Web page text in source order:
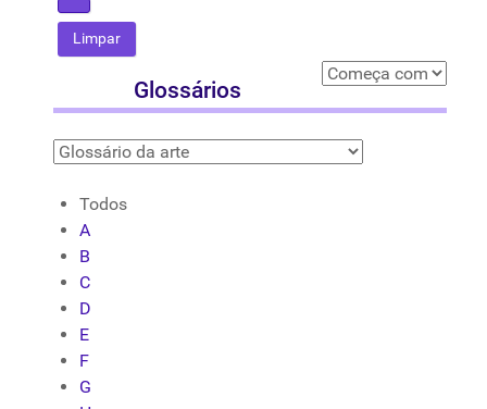
Glossários
Todos
A
B
C
D
E
F
G